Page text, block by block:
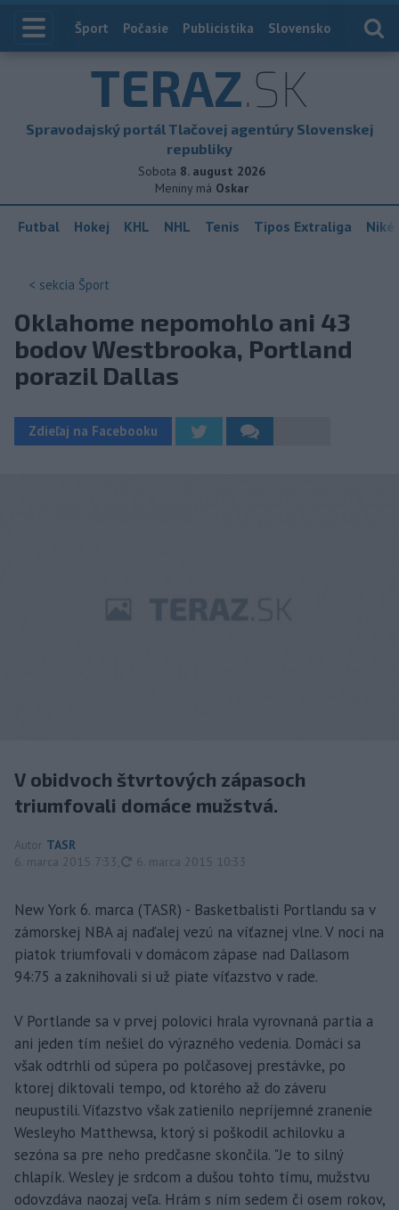
Index
Šport Počasie Publicistika Slovensko
TERAZ.SK
Spravodajský portál Tlačovej agentúry Slovenskej
republiky
Sobota 8. august 2026
Meniny má Oskar
Futbal Hokej KHL NHL Tenis Tipos Extraliga
< sekcia Šport
Oklahome nepomohlo ani 43
bodov Westbrooka, Portland
porazil Dallas
Zdieľaj na Facebooku
V obidvoch štvrtových zápasoch
triumfovali domáce mužstvá.
Autor TASR
6. marca 2015 7:33
aktualizované
6. marca 2015 10:33
New York 6. marca (TASR) - Basketbalisti Portlandu sa v
zámorskej NBA aj naďalej vezú na víťaznej vlne. V noci na
piatok triumfovali v domácom zápase nad Dallasom
94:75 a zaknihovali si už piate víťazstvo v rade.
V Portlande sa v prvej polovici hrala vyrovnaná partia a
ani jeden tím nešiel do výrazného vedenia. Domáci sa
však odtrhli od súpera po polčasovej prestávke, po
ktorej diktovali tempo, od ktorého až do záveru
neupustili. Víťazstvo však zatienilo nepríjemné zranenie
Wesleyho Matthewsa, ktorý si poškodil achilovku a
sezóna sa pre neho predčasne skončila. "Je to silný
chlapík. Wesley je srdcom a dušou tohto tímu, mužstvu
odovzdáva naozaj veľa. Hrám s ním sedem či osem rokov,